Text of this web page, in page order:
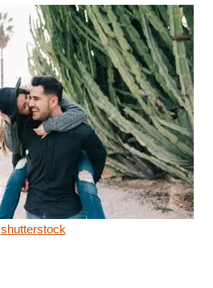
shutterstock